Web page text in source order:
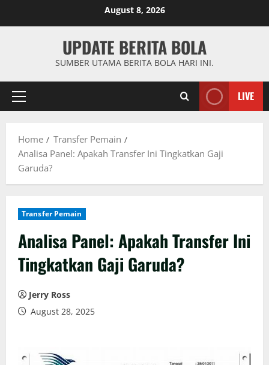
August 8, 2026
UPDATE BERITA BOLA
SUMBER UTAMA BERITA BOLA HARI INI.
Primary
LIVE
Home
Transfer Pemain
Analisa Panel: Apakah Transfer Ini Tingkatkan Gaji
Garuda?
Transfer Pemain
Analisa Panel: Apakah Transfer Ini
Tingkatkan Gaji Garuda?
Jerry Ross
August 28, 2025